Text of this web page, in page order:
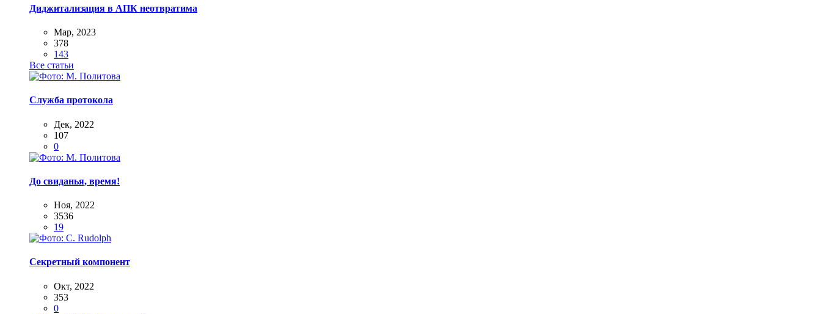
Диджитализация в АПК неотвратима
Мар, 2023
378
143
Все статьи
Служба протокола
Дек, 2022
107
0
До свиданья, время!
Ноя, 2022
3536
19
Секретный компонент
Окт, 2022
353
0